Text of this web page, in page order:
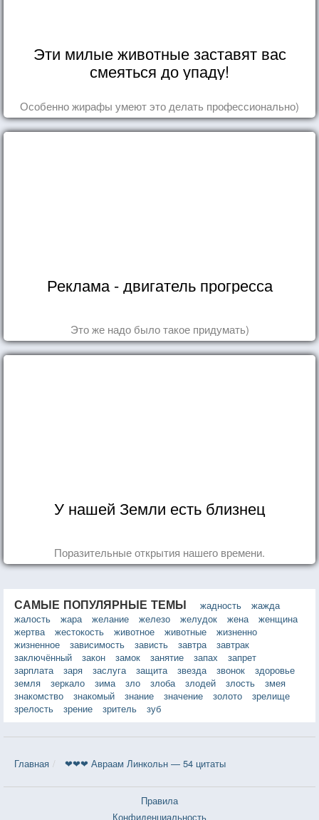
Эти милые животные заставят вас
смеяться до упаду!
Особенно жирафы умеют это делать профессионально)
Реклама - двигатель прогресса
Это же надо было такое придумать)
У нашей Земли есть близнец
Поразительные открытия нашего времени.
САМЫЕ ПОПУЛЯРНЫЕ ТЕМЫ жадность
жажда
жалость
жара желание железо желудок жена
женщина
жертва
жестокость животное животные
жизненно
жизненное
зависимость зависть завтра
завтрак
заключённый
закон замок занятие запах
запрет
зарплата
заря заслуга защита звезда звонок
здоровье
земля
зеркало зима зло злоба злодей злость
змея
знакомство
знакомый знание значение золото
зрелище
зрелость
зрение зритель зуб
Главная ❤❤❤ Авраам Линкольн — 54 цитаты
Правила
Конфиденциальность